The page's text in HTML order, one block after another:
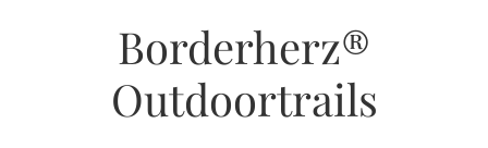
Borderherz®
Outdoortrails